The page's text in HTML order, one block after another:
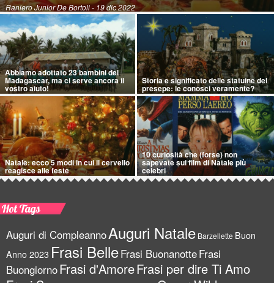
Raniero Junior De Bortoli- 19 dic 2022
Abbiamo adottato 23 bambini del
Madagascar, ma ci serve ancora il
vostro aiuto!
Storia e significato delle statuine del
presepe: le conosci veramente?
Natale: ecco 5 modi in cui il cervello
reagisce alle feste
10 curiosità che (forse) non
sapevate sui film di Natale più
celebri
Hot Tags
Auguri di CompleannoAuguri Natale Barzellette Buon
Anno 2023 Frasi BelleFrasi BuonanotteFrasi
BuongiornoFrasi d'AmoreFrasi per dire Ti Amo